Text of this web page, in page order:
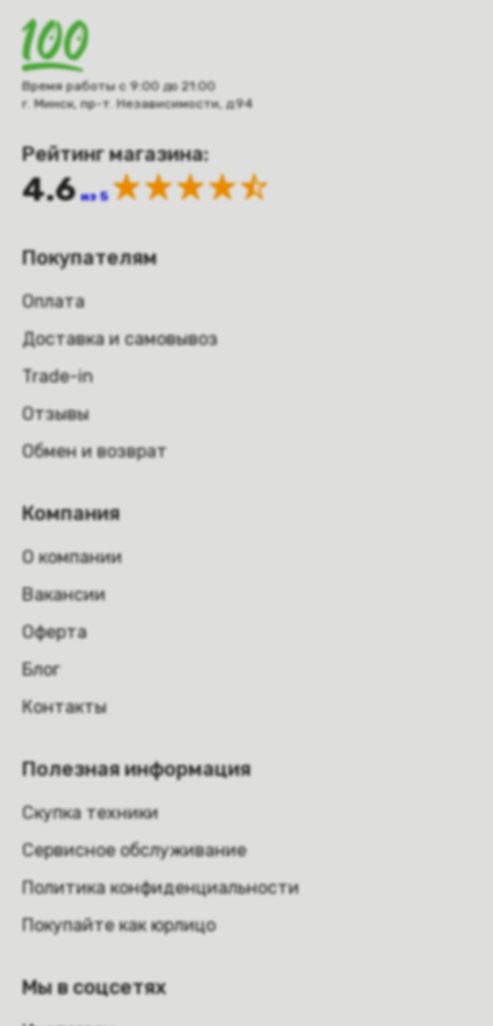
Время работы с 9:00 до 21:00
г. Минск, пр-т. Независимости, д.94
Рейтинг магазина:
4.6 из 5
Покупателям
Оплата
Доставка и самовывоз
Trade-in
Отзывы
Обмен и возврат
Компания
О компании
Вакансии
Оферта
Блог
Контакты
Полезная информация
Скупка техники
Сервисное обслуживание
Политика конфиденциальности
Покупайте как юрлицо
Мы в соцсетях